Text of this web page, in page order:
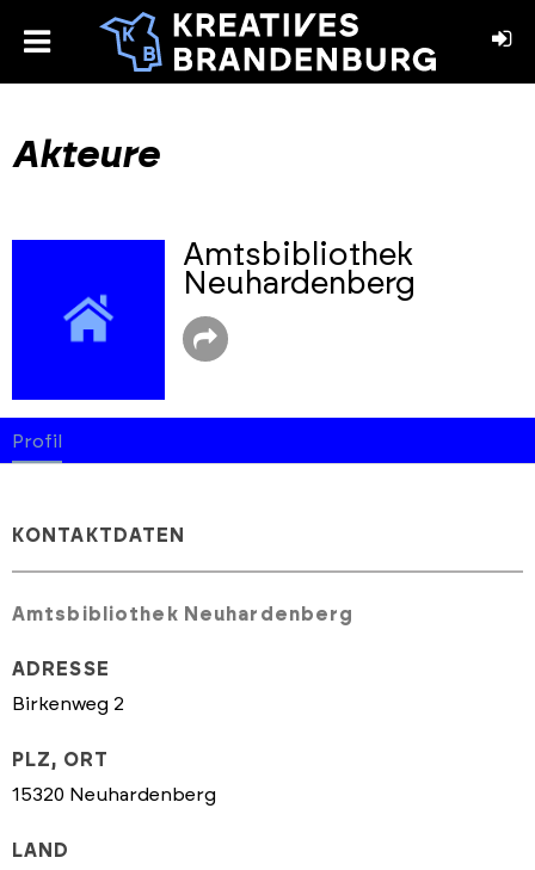
toggle
Akteure
Amtsbibliothek
Neuhardenberg
Profil
KONTAKTDATEN
Amtsbibliothek Neuhardenberg
ADRESSE
Birkenweg 2
PLZ, ORT
15320 Neuhardenberg
LAND